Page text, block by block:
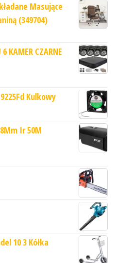
Masujące
(349704)
KAMER CZARNE
Kulkowy
Ir 50M
10 3 Kółka